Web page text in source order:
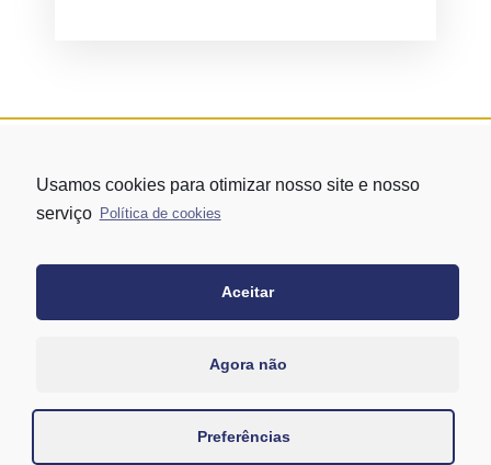
andar – conj. 1305 – Vila Mariana - São Paulo/SP
Usamos cookies para otimizar nosso site e nosso
serviço Política de cookies
Aceitar
Agora não
Preferências